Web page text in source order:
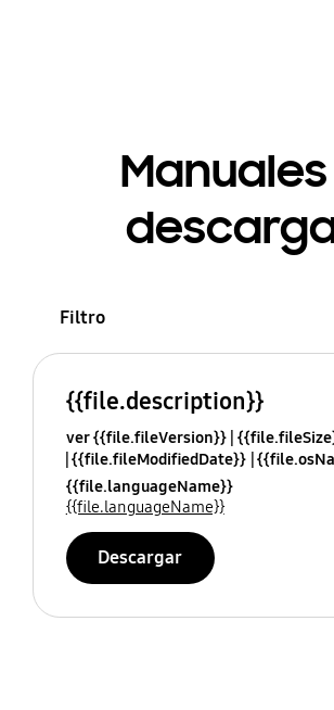
Filtro
{{file.description}}
ver {{file.fileVersion}}
{{file.fileModifiedDate}}
{{file.languageName}}
{{file.languageName}}
Descargar